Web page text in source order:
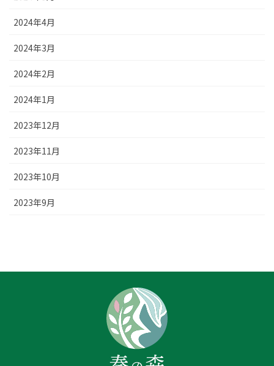
2024年4月
2024年3月
2024年2月
2024年1月
2023年12月
2023年11月
2023年10月
2023年9月